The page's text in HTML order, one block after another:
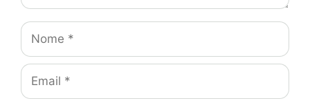
Nome
Email